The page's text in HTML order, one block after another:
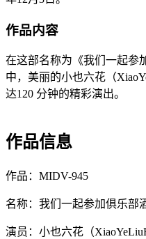
作品内容
在这部名称为《我们一起参
中，美丽的小也六花（
达120 分钟的精彩演出。
作品信息
作品：MIDV-945
名称：我们一起参加俱乐部
演员：小也六花（